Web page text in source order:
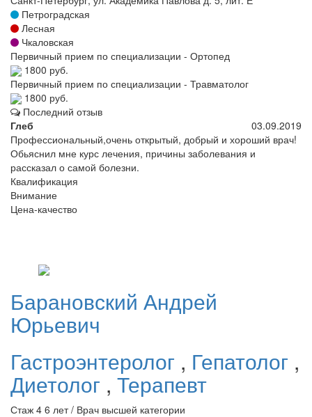
Петроградская
Лесная
Чкаловская
Первичный прием по специализации - Ортопед
1800 руб.
Первичный прием по специализации - Травматолог
1800 руб.
Последний отзыв
Глеб
03.09.2019
Профессиональный,очень открытый, добрый и хороший врач!
Обьяснил мне курс лечения, причины заболевания и
рассказал о самой болезни.
Квалификация
Внимание
Цена-качество
Барановский Андрей
Юрьевич
Гастроэнтеролог , Гепатолог ,
Диетолог , Терапевт
Стаж 4 6 лет / Врач высшей категории